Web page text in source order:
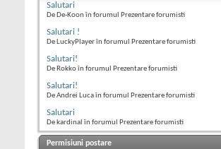
Salutari
De De-Koon în forumul Prezentare forumisti
Salutari !
De LuckyPlayer în forumul Prezentare forumisti
Salutari!
De Rokko în forumul Prezentare forumisti
Salutari!
De Andrei Luca în forumul Prezentare forumisti
Salutari
De kardinal în forumul Prezentare forumisti
Permisiuni postare